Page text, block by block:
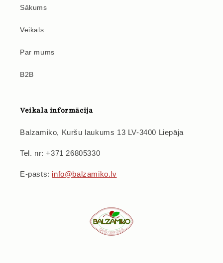
Sākums
Veikals
Par mums
B2B
Veikala informācija
Balzamiko, Kuršu laukums 13 LV-3400 Liepāja
Tel. nr: +371 26805330
E-pasts: info@balzamiko.lv